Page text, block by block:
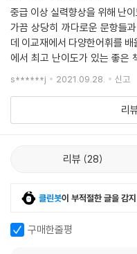
중급 이상 실력향상을 위해 난
가끔 상당히 까다로운 문항들
데 이교재에서 다양한어휘를
에서 최고 난이도가 있는 좋은
익러들은 한번 쯤 풀어봐야할
신 경향을 가장 잘 반
s******j 2021.09.28. 신고
리
리뷰 28
클린봇이 부적절한 글을 감
구매한줄평